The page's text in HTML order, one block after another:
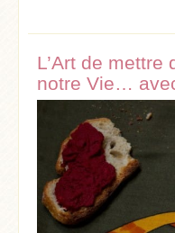
L’Art de mettre
notre Vie…